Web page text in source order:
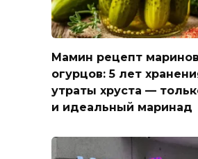
Мамин рецепт
огурцов: 5 лет
утраты хруста —
и идеальный маринад